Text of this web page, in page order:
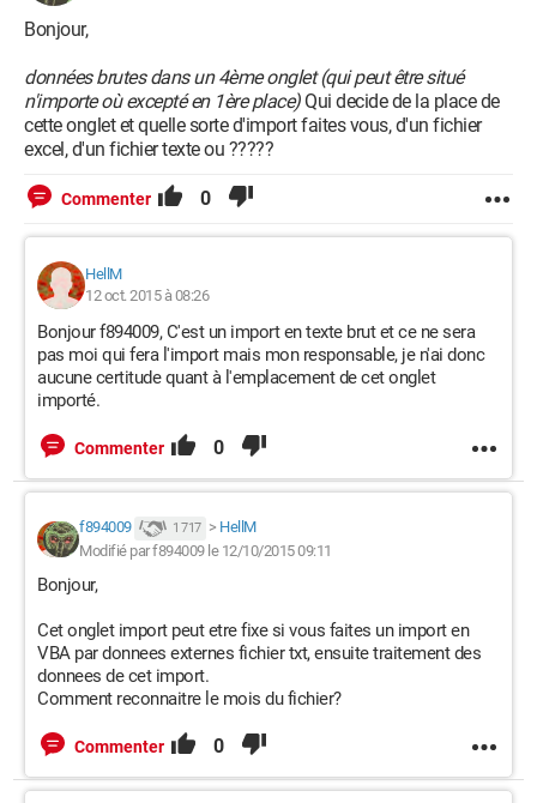
Au pire, je peux également faire:
Si un onglet import existe déjà alors on le supprime et on
renomme l'onglet importé en "import".
Voici mon code pour effacer la colonne A:
Sub SupColonneA()
With Worksheets("Import")
Range("A1").Activate
Selection.Delete Shift:=xlToLeft
End With
End Sub
Merci à tous
Bonjour,
données brutes dans un 4ème onglet (qui peut être situé
n'importe où excepté en 1ère place)Qui decide de la place de
cette onglet et quelle sorte d'import faites vous, d'un fichier
excel, d'un fichier texte ou ?????
Commenter 0
HellM
12 oct. 2015 à 08:26
Bonjour f894009, C'est un import en texte brut et ce ne sera
pas moi qui fera l'import mais mon responsable, je n'ai donc
aucune certitude quant à l'emplacement de cet onglet
importé.
Commenter 0
f894009 1 717 > HellM
Modifié par f894009 le 12/10/2015 09:11
Bonjour,
Cet onglet import peut etre fixe si vous faites un import en
VBA par donnees externes fichier txt, ensuite traitement des
donnees de cet import.
Comment reconnaitre le mois du fichier?
Commenter 0